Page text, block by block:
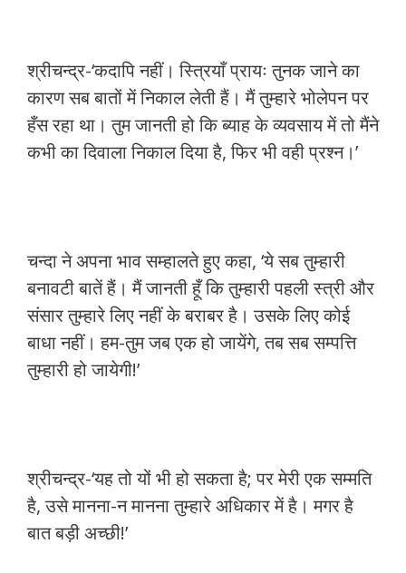
श्रीचन्द्र-‘कदापि नहीं। स्त्रियाँ प्रायः तुनक जाने का
कारण सब बातों में निकाल लेती हैं। मैं तुम्हारे भोलेपन पर
हँस रहा था। तुम जानती हो कि ब्याह के व्यवसाय में तो मैंने
कभी का दिवाला निकाल दिया है, फिर भी वही प्रश्न।’
चन्दा ने अपना भाव सम्हालते हुए कहा, ‘ये सब तुम्हारी
बनावटी बातें हैं। मैं जानती हूँ कि तुम्हारी पहली स्त्री और
संसार तुम्हारे लिए नहीं के बराबर है। उसके लिए कोई
बाधा नहीं। हम-तुम जब एक हो जायेंगे, तब सब सम्पत्ति
तुम्हारी हो जायेगी!’
श्रीचन्द्र-‘यह तो यों भी हो सकता है; पर मेरी एक सम्मति
है, उसे मानना-न मानना तुम्हारे अधिकार में है। मगर है
बात बड़ी अच्छी!’